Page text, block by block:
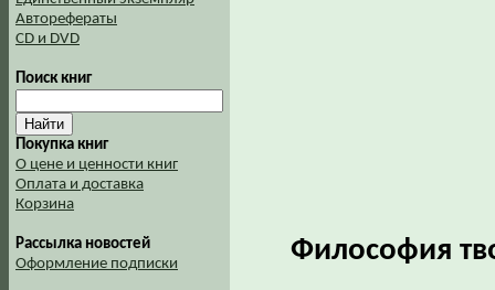
Авторефераты
CD и DVD
Поиск книг
Покупка книг
О цене и ценности книг
Оплата и доставка
Корзина
Рассылка новостей
Оформление подписки
Философия